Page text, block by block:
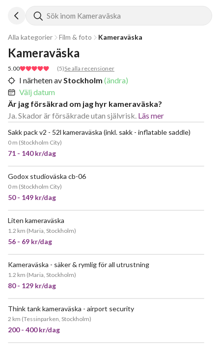
Sök inom Kameraväska
Alla kategorier Film & foto Kameraväska
5.00 (5)Se alla recensioner
Kameraväska
I närheten avStockholm (ändra)
Välj datum
Är jag försäkrad om jag hyr kameraväska?
Ja. Skador är försäkrade utan självrisk. Läs mer
Sakk pack v2 - 52l kameraväska (inkl. sakk - inflatable saddle)
0 m (Stockholm City)
71 - 140 kr/dag
Godox studioväska cb-06
0 m (Stockholm City)
50 - 149 kr/dag
Liten kameraväska
1.2 km (Maria, Stockholm)
56 - 69 kr/dag
Kameraväska - säker & rymlig för all utrustning
1.2 km (Maria, Stockholm)
80 - 129 kr/dag
Think tank kameraväska - airport security
2 km (Tessinparken, Stockholm)
200 - 400 kr/dag